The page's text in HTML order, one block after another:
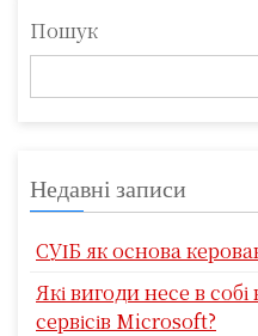
Пошук
Недавні записи
СУІБ як основа
Які вигоди несе в
сервісів Microsoft?